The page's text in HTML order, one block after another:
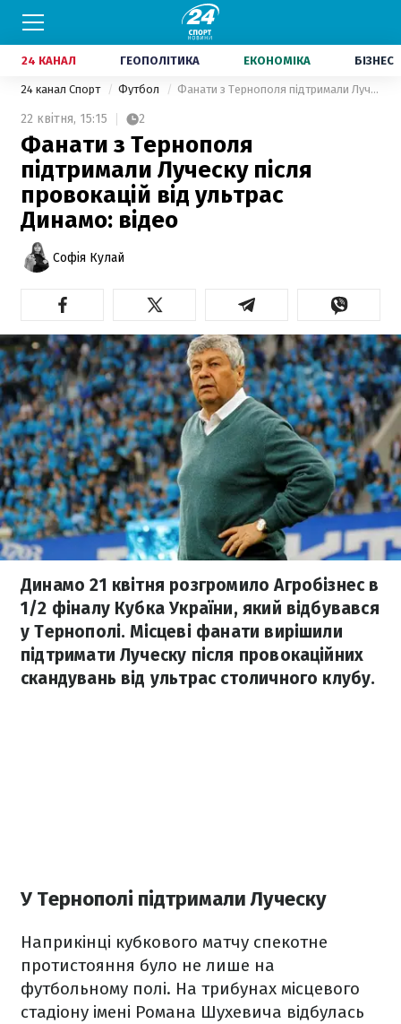
24 КАНАЛ ГЕОПОЛІТИКА ЕКОНОМІКА БІЗНЕС
24 канал Спорт Футбол Фанати з Тернополя підтримали Луческу після провокацій від ультрас Динамо: відео
22 квітня, 15:15 2
Фанати з Тернополя
підтримали Луческу після
провокацій від ультрас
Динамо: відео
Софія Кулай
Динамо 21 квітня розгромило Агробізнес в
1/2 фіналу Кубка України, який відбувався
у Тернополі. Місцеві фанати вирішили
підтримати Луческу після провокаційних
скандувань від ультрас столичного клубу.
У Тернополі підтримали Луческу
Наприкінці кубкового матчу спекотне
протистояння було не лише на
футбольному полі. На трибунах місцевого
стадіону імені Романа Шухевича відбулась